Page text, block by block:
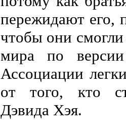
пережидают его,
чтобы они
мира по версии
Ассоциации
от того, кто
Дэвида Хэя.